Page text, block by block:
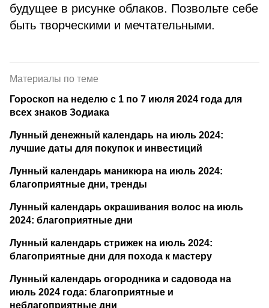
будущее в рисунке облаков. Позвольте себе
быть творческими и мечтательными.
Материалы по теме
Гороскоп на неделю c 1 по 7 июля 2024 года для
всех знаков Зодиака
Лунный денежный календарь на июль 2024:
лучшие даты для покупок и инвестиций
Лунный календарь маникюра на июль 2024:
благоприятные дни, тренды
Лунный календарь окрашивания волос на июль
2024: благоприятные дни
Лунный календарь стрижек на июль 2024:
благоприятные дни для похода к мастеру
Лунный календарь огородника и садовода на
июль 2024 года: благоприятные и
неблагоприятные дни